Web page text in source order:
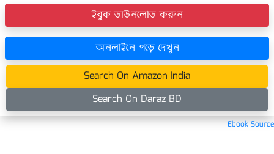
ইবুক ডাউনলোড করুন
অনলাইনে পড়ে দেখুন
Search On Amazon India
Search On Daraz BD
Ebook Source